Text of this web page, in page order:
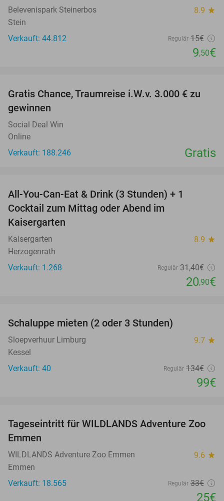
Belevenispark Steinerbos 8.9 star
Stein
Verkauft: 44.812
Regulär 15€
9,50€
Gratis Chance, Traumreise i.W.v. 3.000 € zu
gewinnen
Social Deal Win
Online
Verkauft: 188.246
Gratis
All-You-Can-Eat & Drink (3 Stunden) + 1
Cocktail zum Mittag oder Abend im
Kaisergarten
Kaisergarten 8.9 star
Herzogenrath
Verkauft: 1.268
Regulär 31,40€
20,90€
Schaluppe mieten (2 oder 3 Stunden)
Sloepverhuur Limburg 9.7 star
Kessel
Verkauft: 40
Regulär 134€
99€
24%
Tageseintritt für WILDLANDS Adventure Zoo
Emmen
WILDLANDS Adventure Zoo Emmen 9.6 star
Emmen
Verkauft: 18.565
Regulär 33€
25€